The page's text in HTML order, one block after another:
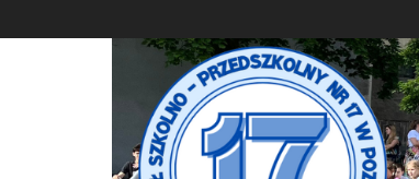
to